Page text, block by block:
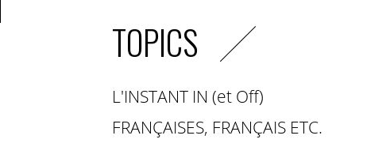
TOPICS
L'INSTANT IN (et Off)
FRANÇAISES, FRANÇAIS ETC.